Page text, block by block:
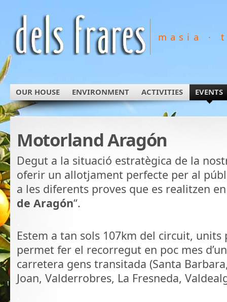
masia ·
OUR HOUSE ENVIRONMENT ACTIVITIES EVENTS
Motorland Aragón
Degut a la situació estratègica de la
oferir un allotjament perfecte per al
a les diferents proves que es realitzen en
de Aragón“.
Estem a tan sols 107km del circuit,
permet fer el recorregut en poc mes
carretera gens transitada (Santa
Joan, Valderrobres, La Fresneda,